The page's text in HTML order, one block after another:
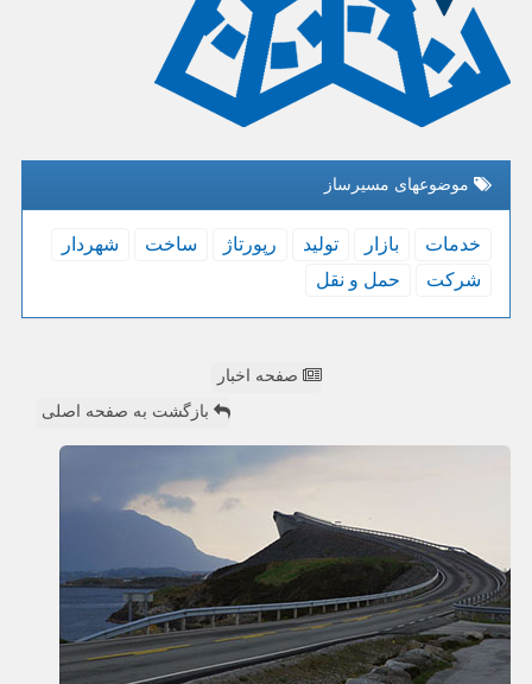
موضوعهای مسیرساز
خدمات بازار تولید رپورتاژ ساخت
شهردار
شركت
حمل و نقل
صفحه اخبار
بازگشت به صفحه اصلی